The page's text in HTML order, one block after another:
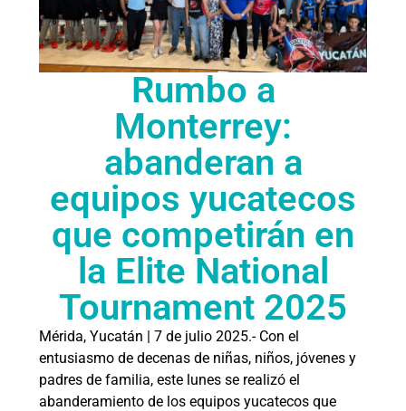
Rumbo a
Monterrey:
abanderan a
equipos yucatecos
que competirán en
la Elite National
Tournament 2025
Mérida, Yucatán | 7 de julio 2025.- Con el
entusiasmo de decenas de niñas, niños, jóvenes y
padres de familia, este lunes se realizó el
abanderamiento de los equipos yucatecos que